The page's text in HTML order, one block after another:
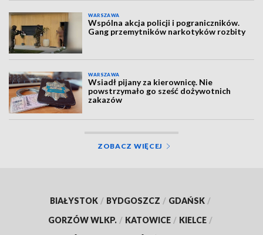
WARSZAWA
Wspólna akcja policji i pograniczników.
Gang przemytników narkotyków rozbity
WARSZAWA
Wsiadł pijany za kierownicę. Nie
powstrzymało go sześć dożywotnich
zakazów
ZOBACZ WIĘCEJ
BIAŁYSTOK / BYDGOSZCZ / GDAŃSK /
GORZÓW WLKP. / KATOWICE / KIELCE /